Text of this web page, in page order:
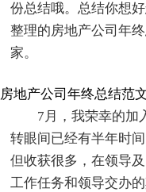
份总结哦。总结你想
整理的房地产公司年
家。
房地产公司年终总结范
7月，我荣幸的加
转眼间已经有半年时
但收获很多，在领导
工作任务和领导交办